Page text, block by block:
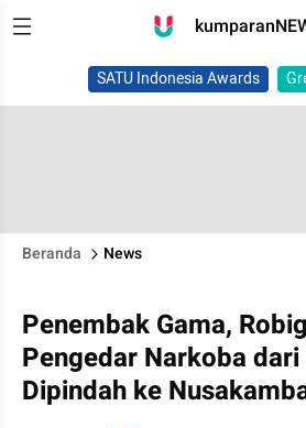
SATU Indonesia Awards
Beranda News
Penembak Gama,
Pengedar Narkoba
Dipindah ke